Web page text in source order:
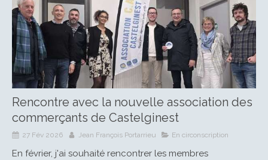
Rencontre avec la nouvelle association des
commerçants de Castelginest
27 Fév 2026 Jean François Portarrieu En circonscription
En février, j'ai souhaité rencontrer les membres